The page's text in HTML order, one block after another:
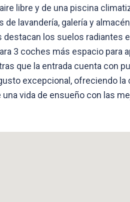
libre y de una piscina
lavandería, galería y
los suelos radiantes
3 coches más espacio
que la entrada cuenta con
excepcional, ofreciendo
vida de ensueño con las